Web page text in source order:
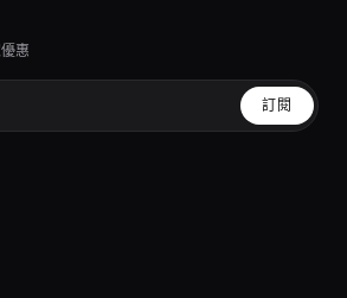
惠
訂閱